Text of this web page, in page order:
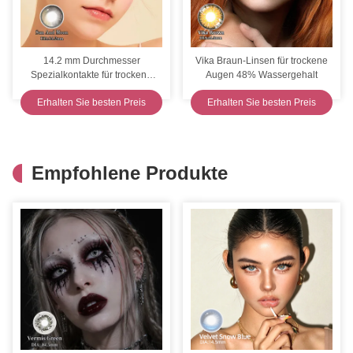
14.2 mm Durchmesser
Spezialkontakte für trockene
Augen 46% Wassergehalt UV
Schutz CE
Erhalten Sie besten Preis
Vika Braun-Linsen für trockene
Augen 48% Wassergehalt
Erhalten Sie besten Preis
Empfohlene Produkte